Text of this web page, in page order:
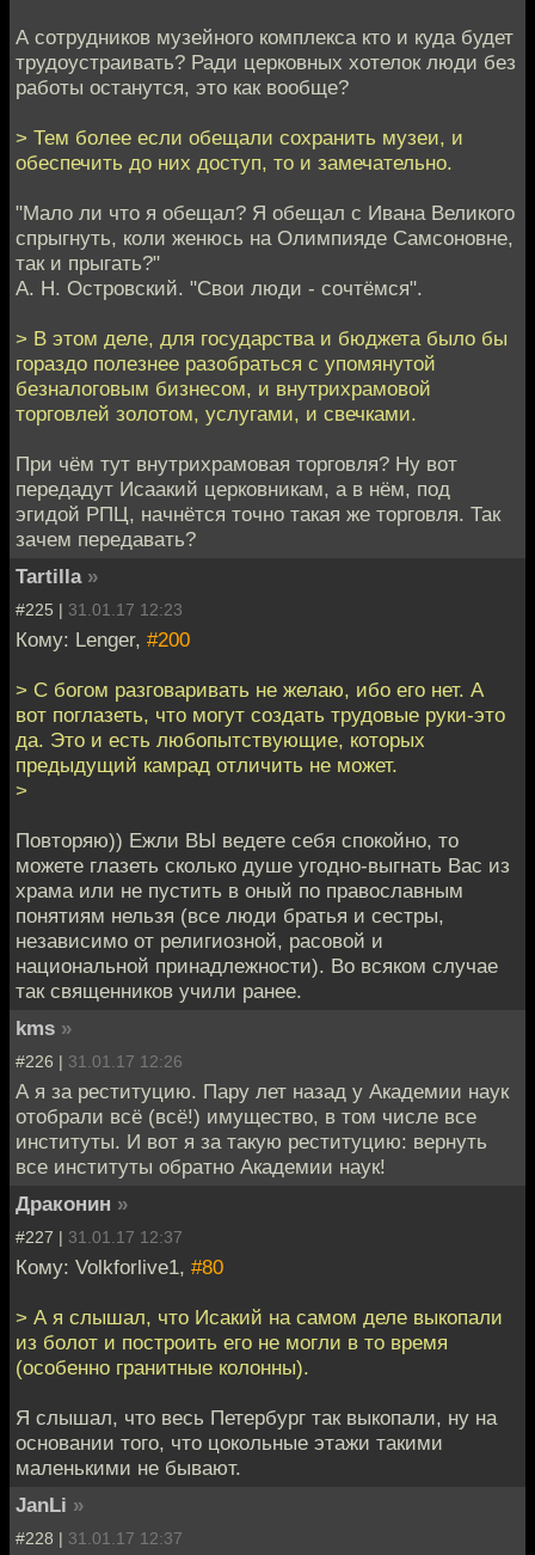
А сотрудников музейного комплекса кто и куда будет
трудоустраивать? Ради церковных хотелок люди без
работы останутся, это как вообще?
> Тем более если обещали сохранить музеи, и
обеспечить до них доступ, то и замечательно.
"Мало ли что я обещал? Я обещал с Ивана Великого
спрыгнуть, коли женюсь на Олимпияде Самсоновне,
так и прыгать?"
А. Н. Островский. "Свои люди - сочтёмся".
> В этом деле, для государства и бюджета было бы
гораздо полезнее разобраться с упомянутой
безналоговым бизнесом, и внутрихрамовой
торговлей золотом, услугами, и свечками.
При чём тут внутрихрамовая торговля? Ну вот
передадут Исаакий церковникам, а в нём, под
эгидой РПЦ, начнётся точно такая же торговля. Так
зачем передавать?
Tartilla »
#225 | 31.01.17 12:23
Кому: Lenger, #200
> С богом разговаривать не желаю, ибо его нет. А
вот поглазеть, что могут создать трудовые руки-это
да. Это и есть любопытствующие, которых
предыдущий камрад отличить не может.
>
Повторяю)) Ежли ВЫ ведете себя спокойно, то
можете глазеть сколько душе угодно-выгнать Вас из
храма или не пустить в оный по православным
понятиям нельзя (все люди братья и сестры,
независимо от религиозной, расовой и
национальной принадлежности). Во всяком случае
так священников учили ранее.
kms »
#226 | 31.01.17 12:26
А я за реституцию. Пару лет назад у Академии наук
отобрали всё (всё!) имущество, в том числе все
институты. И вот я за такую реституцию: вернуть
все институты обратно Академии наук!
Драконин »
#227 | 31.01.17 12:37
Кому: Volkforlive1, #80
> А я слышал, что Исакий на самом деле выкопали
из болот и построить его не могли в то время
(особенно гранитные колонны).
Я слышал, что весь Петербург так выкопали, ну на
основании того, что цокольные этажи такими
маленькими не бывают.
JanLi »
#228 | 31.01.17 12:37